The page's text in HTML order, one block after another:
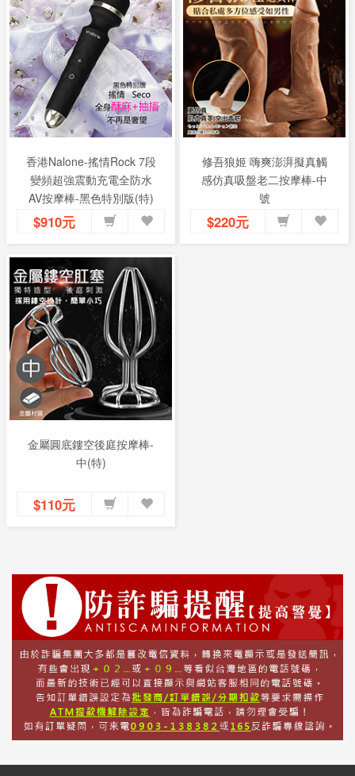
香港Nalone-搖情Rock 7段
變頻超強震動充電全防水
AV按摩棒-黑色特別版(特)
$910元
修吾狼姬 嗨爽澎湃擬真觸
感仿真吸盤老二按摩棒-中
號
$220元
金屬圓底鏤空後庭按摩棒-
中(特)
$110元